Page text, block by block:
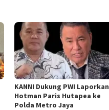
KANNI Dukung PWI Laporkan
Hotman Paris Hutapea ke
Polda Metro Jaya